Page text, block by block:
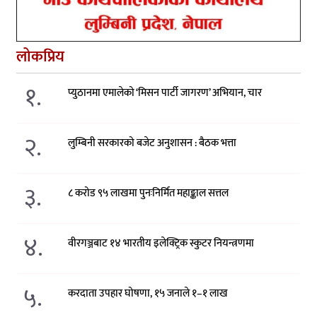
लोकप्रिय
१. प्युठानमा एमालेको ‘मिसन पार्टी जागरण’ अभियान, चार
२. लुम्बिनी सरकारको बजेट अनुशासन : बैठक भत्ता
३. ८ करोड ९५ लाखमा पुनःनिर्मित महाङ्काल सत्तल
४. वीरगञ्जबाट १४ भारतीय इलेक्ट्रिक स्कुटर नियन्त्रणमा
५. करदाता उपहार घोषणा, १५ जनाले १–१ लाख